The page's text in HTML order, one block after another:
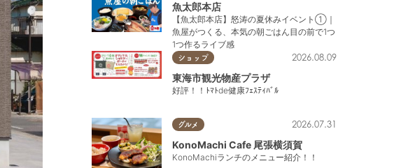
魚太郎本店
【魚太郎本店】怒涛の夏休みイベント①｜
魚屋がつくる、本気の朝ごはん目の前で1つ
1つ作るライブ感
ショップ 2026.08.09
東海市観光物産プラザ
好評！！ﾄﾏﾄde健康ﾌｪｽﾃｨﾊﾞﾙ
グルメ 2026.07.31
KonoMachi Cafe 尾張横須賀
KonoMachiランチのメニュー紹介！！